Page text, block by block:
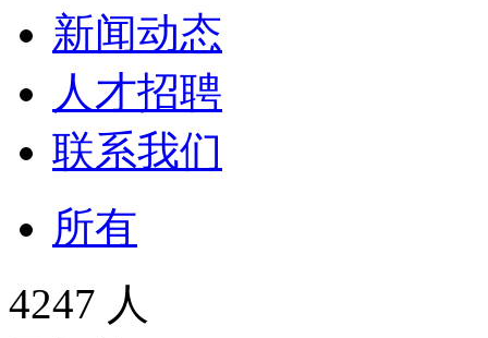
新闻动态
人才招聘
联系我们
所有
4247 人